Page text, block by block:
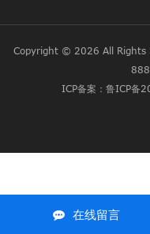
Copyright © 2026 All Rights
ICP备案： 鲁ICP备
在线留言